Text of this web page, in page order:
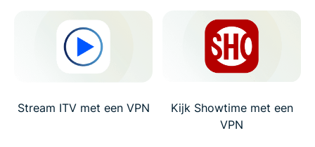
Stream ITV met een VPN
Kijk Showtime met een
VPN